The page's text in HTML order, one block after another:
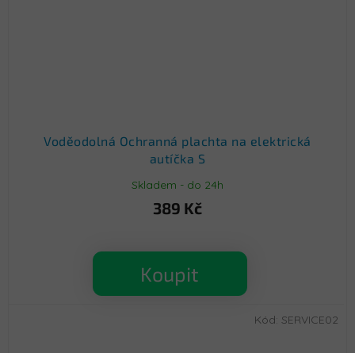
Voděodolná Ochranná plachta na elektrická
autíčka S
Skladem - do 24h
389 Kč
Koupit
Kód: SERVICE02